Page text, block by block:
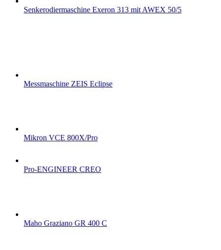
Senkerodiermaschine Exeron 313 mit AWEX 50/5
Messmaschine ZEIS Eclipse
Mikron VCE 800X/Pro
Pro-ENGINEER CREO
Maho Graziano GR 400 C